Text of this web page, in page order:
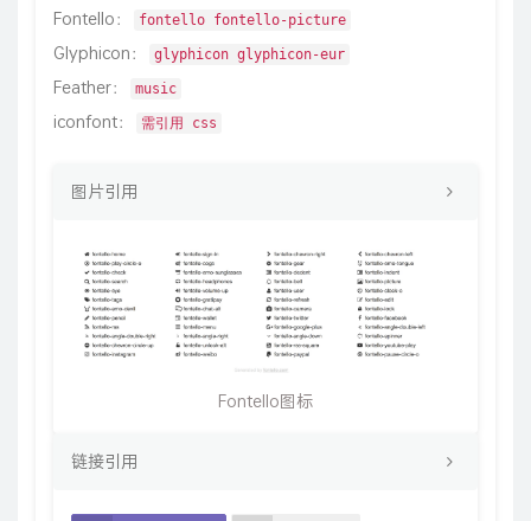
Fontello： fontello fontello-picture
Glyphicon： glyphicon glyphicon-eur
Feather： music
iconfont： 需引用 css
图片引用
Fontello图标
链接引用